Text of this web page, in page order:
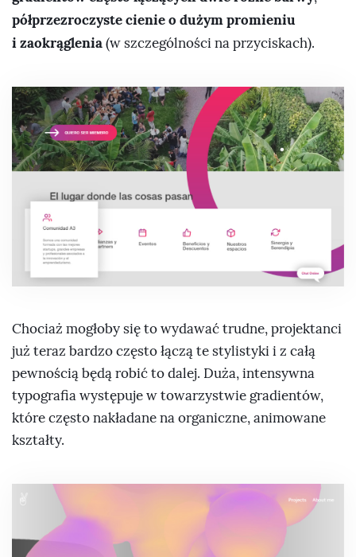
półprzezroczyste cienie o dużym promieniu
i zaokrąglenia(w szczególności na przyciskach).
Chociaż mogłoby się to wydawać trudne, projektanci
już teraz bardzo często łączą te stylistyki i z całą
pewnością będą robić to dalej. Duża, intensywna
typografia występuje w towarzystwie gradientów,
które często nakładane na organiczne, animowane
kształty.